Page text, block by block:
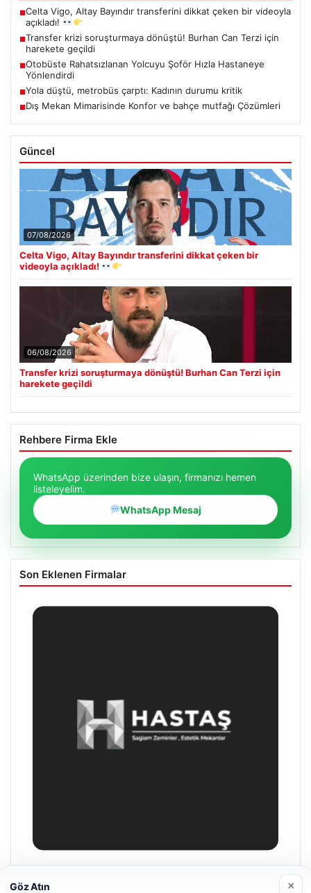
■Celta Vigo, Altay Bayındır transferini dikkat çeken bir videoyla
açıkladı!
■Transfer krizi soruşturmaya dönüştü! Burhan Can Terzi için
harekete geçildi
■Otobüste Rahatsızlanan Yolcuyu Şoför Hızla Hastaneye
Yönlendirdi
■Yola düştü, metrobüs çarptı: Kadının durumu kritik
■Dış Mekan Mimarisinde Konfor ve bahçe mutfağı Çözümleri
Güncel
07/08/2026
Celta Vigo, Altay Bayındır transferini dikkat çeken bir
videoyla açıkladı!
06/08/2026
Transfer krizi soruşturmaya dönüştü! Burhan Can Terzi için
harekete geçildi
Rehbere Firma Ekle
WhatsApp üzerinden bize ulaşın, firmanızı hemen
listeleyelim.
WhatsApp Mesaj
Son Eklenen Firmalar
Enes Kaplan Avukatlık Bürosu
Göz Atın ×